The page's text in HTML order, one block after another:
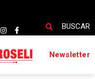
BUSCAR
Newsletter